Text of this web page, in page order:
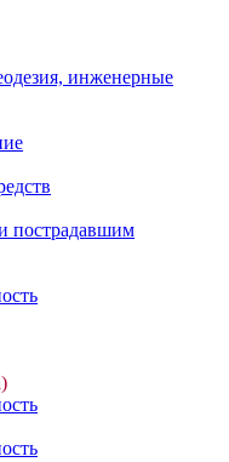
инженерные
пострадавшим